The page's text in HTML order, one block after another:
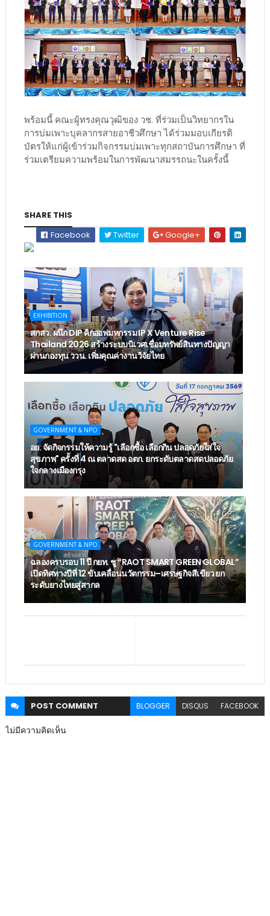
พร้อมนี้ คณะผู้ทรงคุณวุฒิของ วช. ที่ร่วมเป็นวิทยากรใน
การบ่มเพาะบุคลากรสายอาชีวศึกษา ได้ร่วมมอบเกียรติ
บัตรให้แก่ผู้เข้าร่วมกิจกรรมบ่มเพาะทุกสถาบันการศึกษา ที่
ร่วมเตรียมความพร้อมในการพัฒนาสมรรถนะในครั้งนี้
SHARE THIS
Facebook
Twitter Google+
EXHIBITION
สกสว. ผนึก DIP คิกออฟมหกรรม IP X Venture Rise
Thailand 2026 สร้างระบบนิเวศเชื่อมทรัพย์สินทางปัญญา
ผ่านกองทุน ววน. เพิ่มคุณค่างานวิจัยไทย
GOVERNMENT & NPO
อย. จัดกิจกรรมให้ความรู้ "เลือกซื้อ เลือกกิน ปลอดภัยใส่ใจ
สุขภาพ" ครั้งที่ 4 ณ ตลาดสด อตก. ยกระดับตลาดสดปลอดภัย
ใจกลางเมืองกรุง
GOVERNMENT & NPO
ฉลองครบรอบ 11 ปี กยท. ชู “RAOT SMART GREEN GLOBAL”
เปิดทิศทางปีที่ 12 ขับเคลื่อนนวัตกรรม–เศรษฐกิจสีเขียว ยก
ระดับยางไทยสู่สากล
POST COMMENT BLOGGER DISQUS FACEBOOK
ไม่มีความคิดเห็น